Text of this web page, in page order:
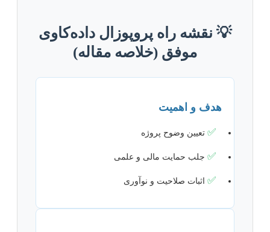
💡 نقشه راه پروپوزال داده‌کاوی
موفق (خلاصه مقاله)
هدف و اهمیت
✅ تعیین وضوح پروژه
✅ جلب حمایت مالی و علمی
✅ اثبات صلاحیت و نوآوری